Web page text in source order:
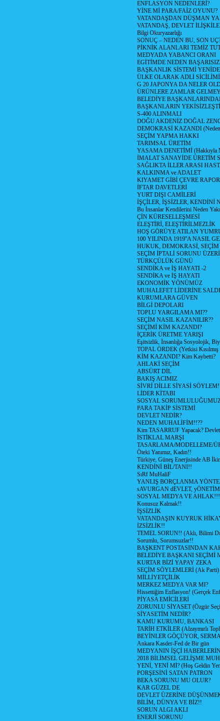
ENFLASYON NEDENLERİ?
YİNE Mİ PARA/FAİZ OYUNU?
VATANDAŞDAN DÜŞMAN
VATANDAŞ, DEVLET
Bilgi Okuryazarlığı
SONUÇ – NEDEN BU, SON
PİKNİK ALANLARI TEMİZ
MEDYADA YABANCI ORANI
EGİTİMDE NEDEN
BAŞKANLIK SİSTEMİ
ÜLKE OLARAK ADLİ
G 20 JAPONYA DA NELER
ÜRÜNLERE ZAMLAR
BELEDİYE
BAŞKANLARIN
S-400 ALINMALI
DOĞU AKDENİZ DOĞAL
DEMOKRASİ KAZANDI (Neden
SEÇİM YAPMA HAKKI
TARIMSAL ÜRETİM
YASAMA DENETİMİ (Hakkıyla
İMALAT SANAYİDE ÜRETİM
SAĞLIKTA İLLER ARASI
KALKINMA ve ADALET
KIYAMET GİBİ ÇEVRE
İFTAR DAVETLERİ
YURT DIŞI CAMİLERİ
İŞÇİLER, İŞSİZLER, KENDİNİ
Bu İnsanlar Kendilerini Neden
ÇİN KÜRESELLEŞMESİ
ELEŞTİRİ, ELEŞTİRİLMEZLİK
HOŞ GÖRÜYE ATILAN
100 YILINDA 1919''A NASIL
HUKUK, DEMOKRASİ, SEÇİM
SEÇİM İPTALİ SORUNU
TÜRKÇÜLÜK GÜNÜ
SENDİKA ve İŞ HAYATI -2
SENDİKA ve İŞ HAYATI
EKONOMİK YÖNÜMÜZ
MUHALEFET LİDERİNE
KURUMLARA GÜVEN
BİLGİ DEPOLARI
TOPLU YARGILAMA MI??
SEÇİM NASIL KAZANILIR??
SEÇİMİ KİM KAZANDI?
İÇERİK ÜRETME YARIŞI
Eşitsizlik, İnsanlığa Sosyolojik,
TOPAL ÖRDEK (Yetkisi
KİM KAZANDI? Kim Kaybetti?
AHLAKİ SEÇİM
ABSÜRT DİL
BAKIŞ ACIMIZ
SİVRİ DİLLE SİYASİ
LİDER KİTABI
SOSYAL
PARA TAKİP SİSTEMİ
DEVLET NEDİR?
NEDEN MUHALİFİM!!??
Kim TASARRUF Yapacak? Devlet
İSTİKLAL MARŞI
TASARLAMA/MODELLEME/
Öteki Yanımız, Kadın!!
Türkiye, Güneş Enerjisinde AB
KENDİNİ BİL/TANI!!
SıRf MuHaliF
YANLIŞ BORÇLANMA
sAVURGAN dEVLET,
SOSYAL MEDYA VE AHLAK!!!
Konusuz Kalmak!!
İŞSİZLİK
VATANDAŞIN KUYRUK
İZSİZLİK!!
TEMEL SORUN!! (Aklı, Bilimi
Sorumlu, Sorumsuzlar!!
BAŞKENT POSTASINDAN
BELEDİYE BAŞKANI SEÇİMİ
KURTAR BİZİ YAPAY ZEKA
SEÇİM SÖYLEMLERİ (Ak Parti)
MİLLİYETÇİLİK
MERKEZ MEDYA VAR MI?
Hissettiğim Enflasyon! (Gerçek
PİYASA EMİCİLERİ
ZORUNLU SİYASET (Özgür
SİYASETİM NEDİR?
KAMU KURUMU, BANKASI
TARİH ETKİLER (Alzaymırlı
BEYİNLER GÖÇÜYOR,
Ankara Kasder-Fed de Bir gün
MEDYANIN İŞÇİ
2018 BİLİMSEL GELİŞME
YENİ, YENİ Mİ? (Hoş Geldin
PORŞESİNİ SATAN PATRON
BEKA SORUNU MU OLUR?
KAR GÜZEL DE
DEVLET ÜZERİNE
BİLİM, DÜNYA VE BİZ!!
SORUN ALGI AKLI
ENERJİ SORUNU